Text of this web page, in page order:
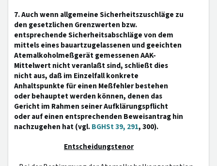
7. Auch wenn allgemeine Sicherheitszuschläge zu
den gesetzlichen Grenzwerten bzw.
entsprechende Sicherheitsabschläge von dem
mittels eines bauartzugelassenen und geeichten
Atemalkoholmeßgerät gemessenen AAK-
Mittelwert nicht veranlaßt sind, schließt dies
nicht aus, daß im Einzelfall konkrete
Anhaltspunkte für einen Meßfehler bestehen
oder behauptet werden können, denen das
Gericht im Rahmen seiner Aufklärungspflicht
oder auf einen entsprechenden Beweisantrag hin
nachzugehen hat (vgl.BGHSt 39, 291, 300).
Entscheidungstenor